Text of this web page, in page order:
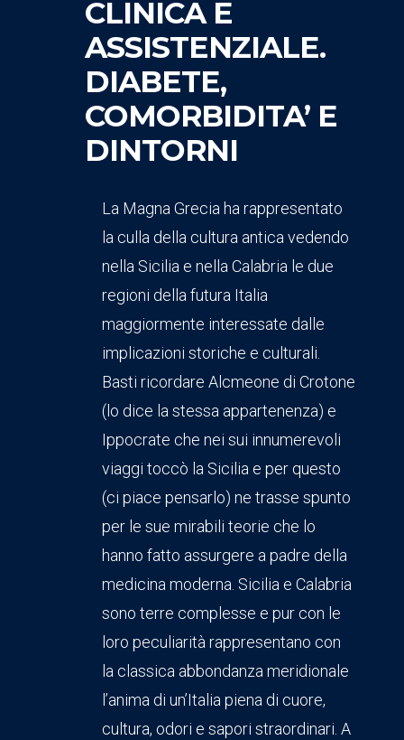
CLINICA E
ASSISTENZIALE.
DIABETE,
COMORBIDITA’ E
DINTORNI
La Magna Grecia ha rappresentato
la culla della cultura antica vedendo
nella Sicilia e nella Calabria le due
regioni della futura Italia
maggiormente interessate dalle
implicazioni storiche e culturali.
Basti ricordare Alcmeone di Crotone
(lo dice la stessa appartenenza) e
Ippocrate che nei sui innumerevoli
viaggi toccò la Sicilia e per questo
(ci piace pensarlo) ne trasse spunto
per le sue mirabili teorie che lo
hanno fatto assurgere a padre della
medicina moderna. Sicilia e Calabria
sono terre complesse e pur con le
loro peculiarità rappresentano con
la classica abbondanza meridionale
l’anima di un’Italia piena di cuore,
cultura, odori e sapori straordinari. A